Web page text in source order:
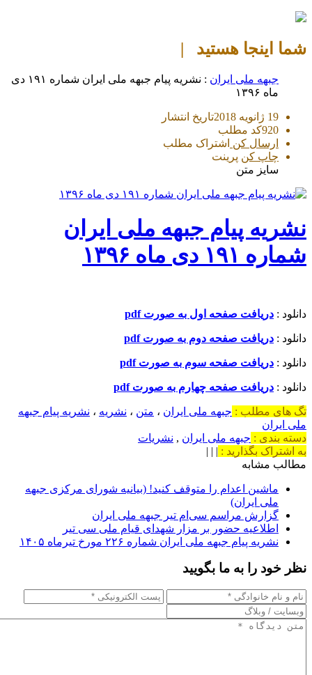
شما اینجا هستید |
جبهه ملی ایران
: نشریه پیام جبهه ملی ایران شماره ۱۹۱ دی
ماه ۱۳۹۶
19 ژانویه 2018
تاریخ انتشار
920کد مطلب
ارسال کن اشتراک مطلب
چاپ کن پرینت
سایز متن
نشریه پیام جبهه ملی ایران
شماره ۱۹۱ دی ماه ۱۳۹۶
دانلود : دریافت صفحه اول به صورت pdf
دانلود : دریافت صفحه دوم به صورت pdf
دانلود : دریافت صفحه سوم به صورت pdf
دانلود : دریافت صفحه چهارم به صورت pdf
تگ های مطلب : جبهه ملی ایران ، متن ، نشریه ، نشریه پیام جبهه
ملی ایران
دسته بندی : جبهه ملی ایران , نشریات
به اشتراک بگذارید : |
|
|
مطالب مشابه
ماشین اعدام را متوقف کنید! (بیانیه شورای مرکزی جبهه
ملی ایران)
گزارش مراسم سی‌ام تیر جبهه ملی ایران
اطلاعیه حضور بر مزار شهدای قیام ملی سی تیر
نشریه پیام جبهه ملی ایران شماره ۲۲۶ مورخ تیرماه ۱۴۰۵
نظر خود را به ما بگویید